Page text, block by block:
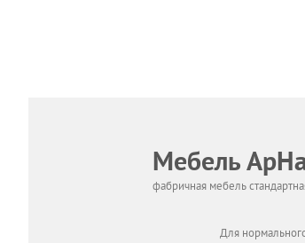
Мебель
фабричная мебель
Для